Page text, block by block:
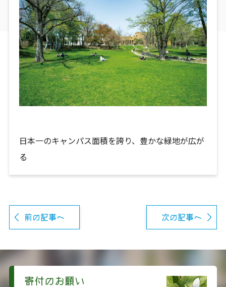
日本一のキャンパス面積を誇り、豊かな緑地が広が
る
前の記事へ 次の記事へ
寄付のお願い